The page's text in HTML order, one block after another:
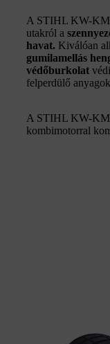
A STIHL KW-KM
utakról a
havat. Kiválóan
gumilamellás
védőburkolat
felperdülő
A STIHL KW-KM
kombimotorral